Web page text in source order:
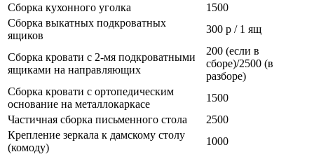
Сборка кухонного уголка
1500
Сборка выкатных подкроватных
ящиков
300 р / 1 ящ
Сборка кровати с 2-мя подкроватными
ящиками на направляющих
200 (если в
сборе)/2500 (в
разборе)
Сборка кровати с ортопедическим
основание на металлокаркасе
1500
Частичная сборка письменного стола
2500
Крепление зеркала к дамскому столу
(комоду)
1000